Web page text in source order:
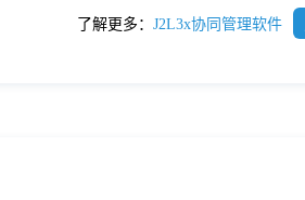
了解更多： J2L3x协同管理软件